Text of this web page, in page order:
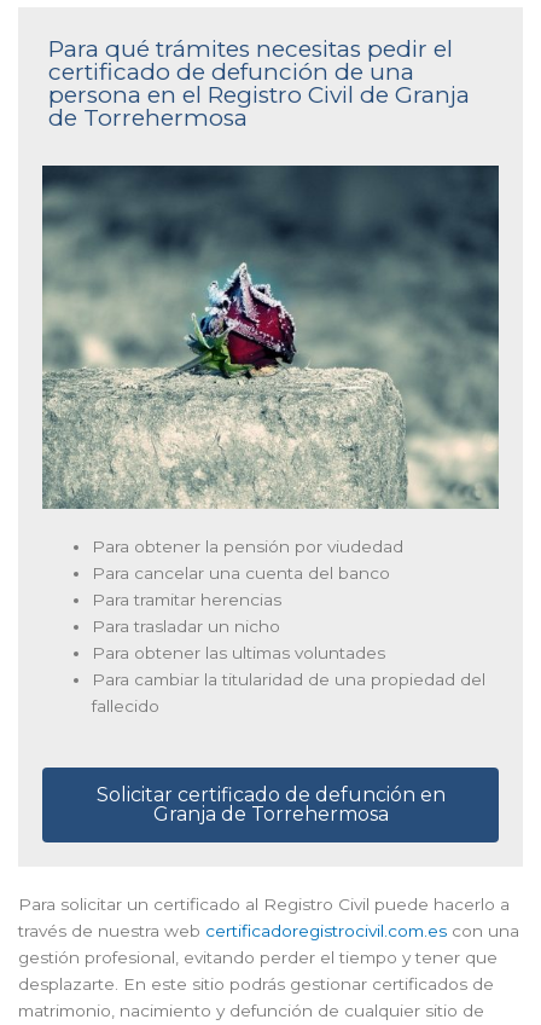
Para qué trámites necesitas pedir el
certificado de defunción de una
persona en el Registro Civil de Granja
de Torrehermosa
Para obtener la pensión por viudedad
Para cancelar una cuenta del banco
Para tramitar herencias
Para trasladar un nicho
Para obtener las ultimas voluntades
Para cambiar la titularidad de una propiedad del
fallecido
Solicitar certificado de defunción en
Granja de Torrehermosa
Para solicitar un certificado al Registro Civil puede hacerlo a
través de nuestra web certificadoregistrocivil.com.es con una
gestión profesional, evitando perder el tiempo y tener que
desplazarte. En este sitio podrás gestionar certificados de
matrimonio, nacimiento y defunción de cualquier sitio de